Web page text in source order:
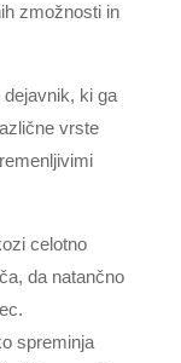
zmožnosti in
ki ga
vrste
celotno
da natančno
spreminja